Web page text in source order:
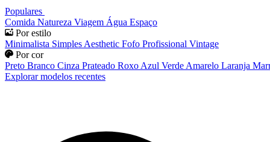
Populares
Comida Natureza Viagem Água Espaço
Por estilo
Minimalista Simples Aesthetic Fofo Profissional Vintage
Por cor
Preto Branco Cinza Prateado Roxo Azul Verde Amarelo Laranja
Explorar modelos recentes